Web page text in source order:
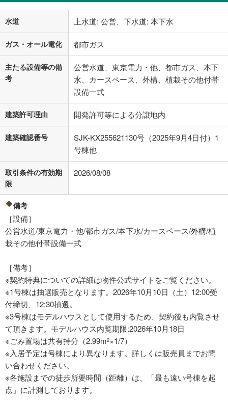
水道 上水道: 公営、下水道: 本下水
ガス・オール電化 都市ガス
主たる設備等の備
考
公営水道、東京電力・他、都市ガス、本下
水、カースペース、外構、植栽その他付帯
設備一式
建築許可理由 開発許可等による分譲地内
建築確認番号
SJK-KX255621130号（2025年9月4日付）1
号棟他
取引条件の有効期
限
2026/08/08
備考
［設備］
公営水道/東京電力・他/都市ガス/本下水/カースペース/外構/植
栽その他付帯設備一式
［備考］
※契約特典についての詳細は物件公式サイトをご覧ください。
※1号棟は抽選販売となります。2026年10月10日（土）12:00受
付締切、12:30抽選。
※3号棟はモデルハウスとして使用するため、契約後も内覧させ
て頂きます。モデルハウス内覧期限:2026年10月18日
※ごみ置場は共有持分（2.99m2×1/7）
※入居予定は号棟により異なります。詳しくは販売員までお問
い合わせください。
※各施設までの徒歩所要時間（距離）は、「最も遠い号棟を起
点」に計測しております。